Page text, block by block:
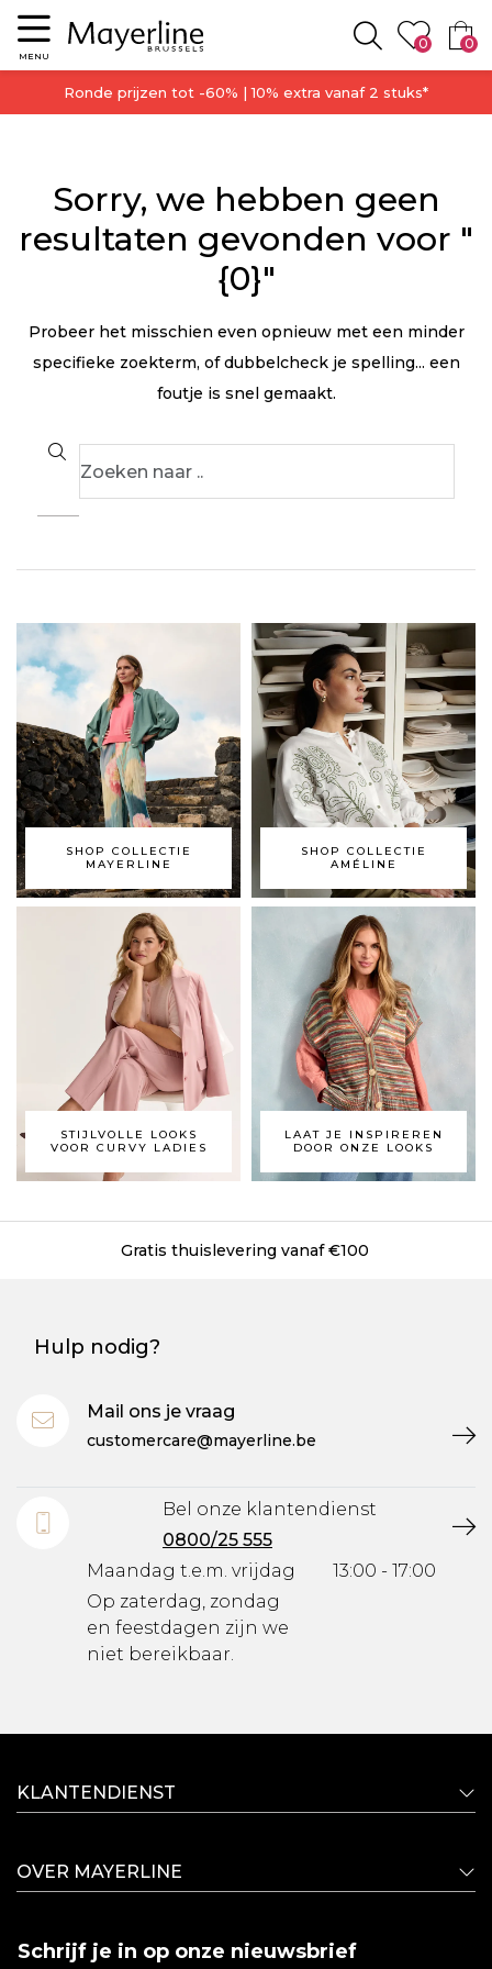
Menu
MENU Zoeken
0 0
Ronde prijzen tot -60% | 10% extra vanaf 2 stuks*
Sorry, we hebben geen
resultaten gevonden voor "
{0}"
Probeer het misschien even opnieuw met een minder
specifieke zoekterm, of dubbelcheck je spelling... een
foutje is snel gemaakt.
Search
SHOP COLLECTIE
MAYERLINE
SHOP COLLECTIE
AMÉLINE
STIJLVOLLE LOOKS
VOOR CURVY LADIES
LAAT JE INSPIREREN
DOOR ONZE LOOKS
thuislevering vanaf €100
Hulp nodig?
Mail ons je vraag
customercare@mayerline.be
Bel onze klantendienst
0800/25 555
Maandag t.e.m. vrijdag
Op zaterdag, zondag
en feestdagen zijn we
niet bereikbaar.
13:00 - 17:00
KLANTENDIENST
OVER MAYERLINE
Schrijf je in op onze nieuwsbrief